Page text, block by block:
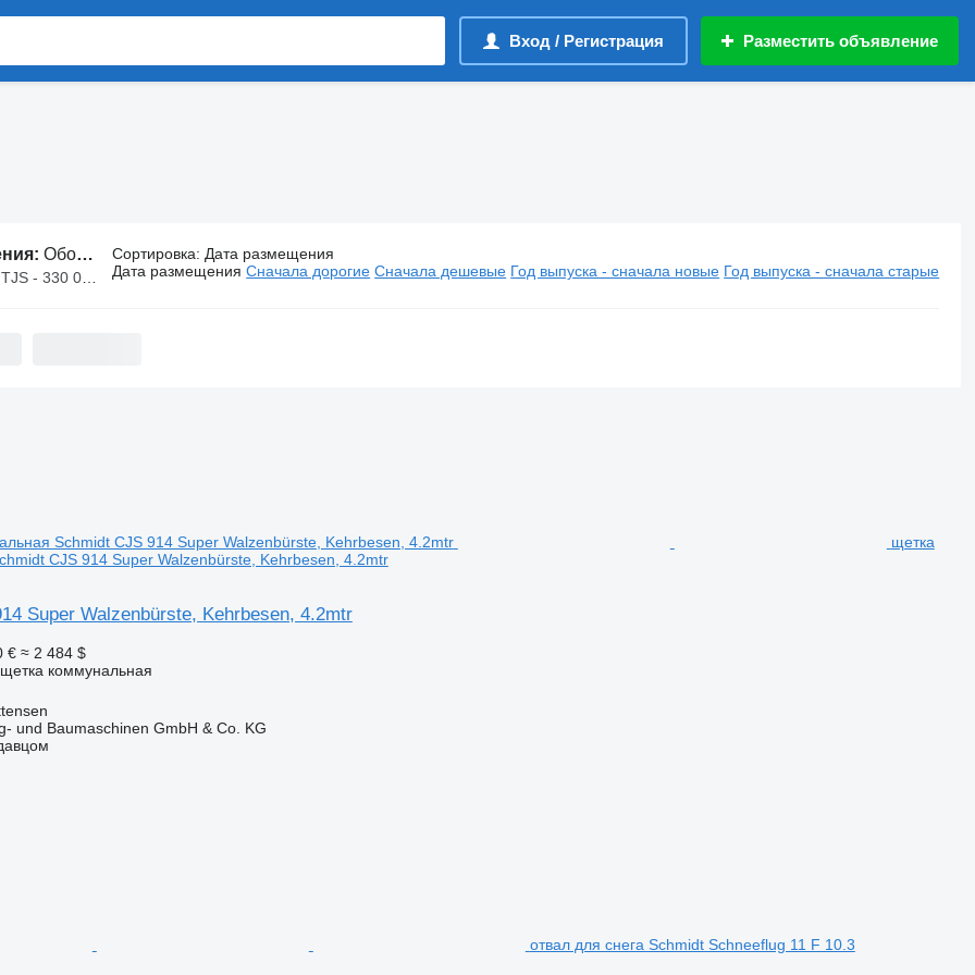
Вход / Регистрация Разместить объявление
Оборудование Schmidt
- 330 000 TJS
Сортировка: Дата размещения
Дата размещения Сначала дорогие Сначала дешевые Год выпуска - сначала новые Год выпуска - сначала старые
щетка
CJS 914 Super Walzenbürste, Kehrbesen, 4.2mtr
Super Walzenbürste, Kehrbesen, 4.2mtr
€ ≈ 2 484 $
коммунальная
und Baumaschinen GmbH & Co. KG
отвал для снега Schmidt Schneeflug 11 F 10.3